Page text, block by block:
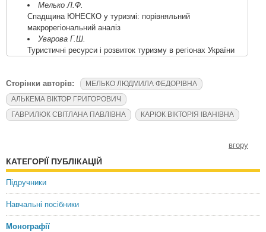
Мелько Л.Ф.
Спадщина ЮНЕСКО у туризмі: порівняльний
макрорегіональний аналіз
Уварова Г.Ш.
Туристичні ресурси і розвиток туризму в регіонах України
Сторінки авторів:
МЕЛЬКО ЛЮДМИЛА ФЕДОРІВНА
АЛЬКЕМА ВІКТОР ГРИГОРОВИЧ
ГАВРИЛЮК СВІТЛАНА ПАВЛІВНА
КАРЮК ВІКТОРІЯ ІВАНІВНА
вгору
КАТЕГОРІЇ ПУБЛІКАЦІЙ
Підручники
Навчальні посібники
Монографії